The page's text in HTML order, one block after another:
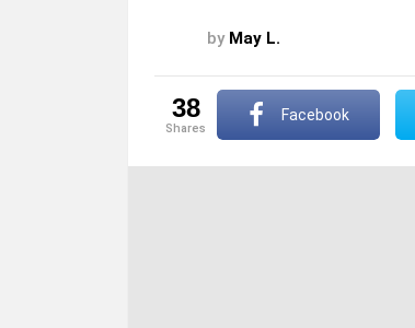
by May L.
38
shares
Facebook